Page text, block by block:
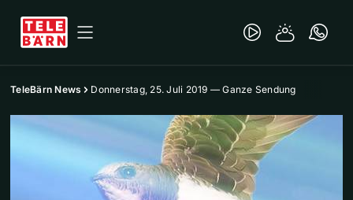
TeleBärn News Donnerstag, 25. Juli 2019 — Ganze Sendung